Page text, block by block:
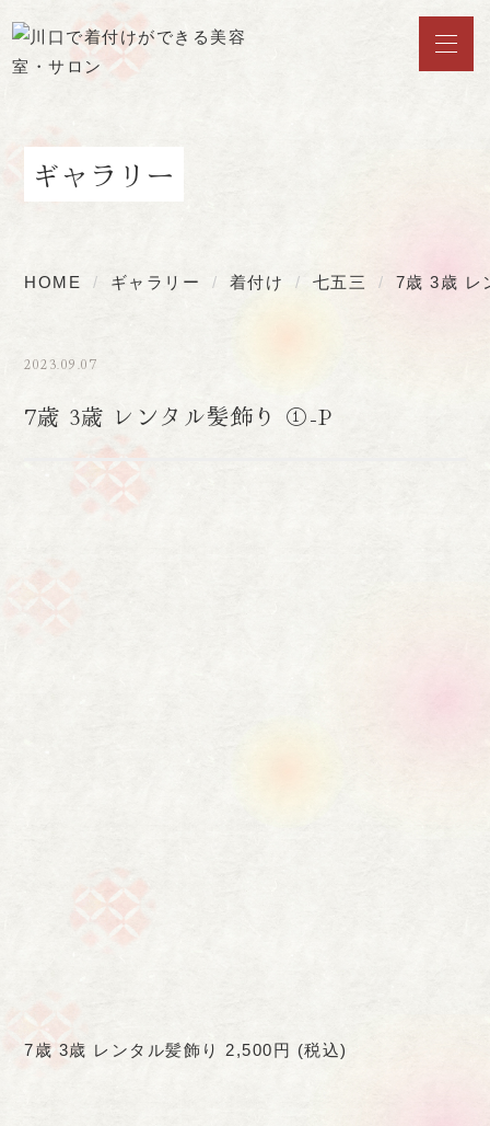
ギャラリー
HOME ギャラリー 着付け 七五三 7歳 3歳 レ
2023.09.07
7歳 3歳 レンタル髪飾り ①-P
7歳 3歳 レンタル髪飾り 2,500円 (税込)